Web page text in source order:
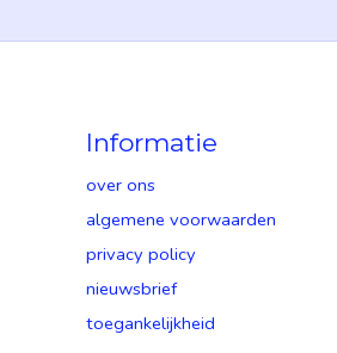
Informatie
over ons
algemene voorwaarden
privacy policy
nieuwsbrief
toegankelijkheid